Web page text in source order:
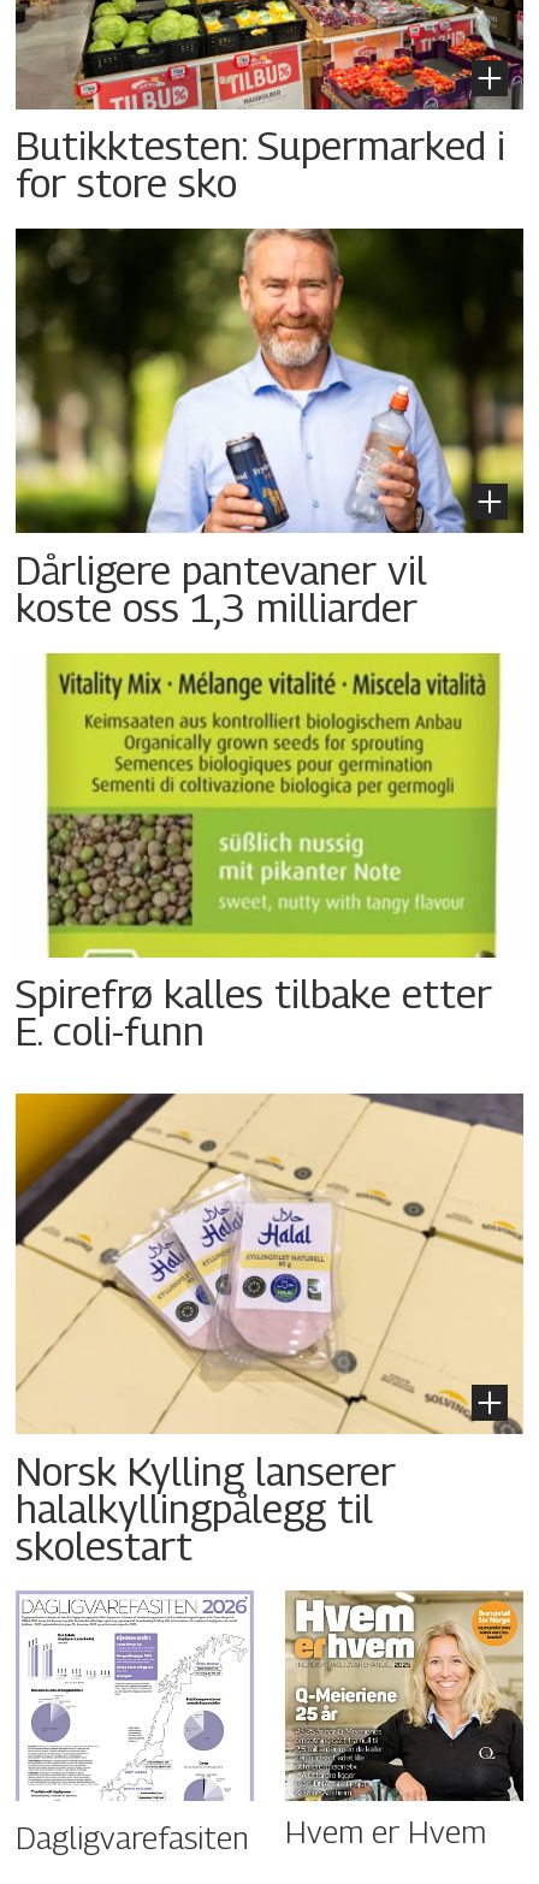
Butikktesten: Supermarked i
for store sko
Dårligere pantevaner vil
koste oss 1,3 milliarder
Spirefrø kalles tilbake etter
E. coli-funn
Norsk Kylling lanserer
halalkyllingpålegg til
skolestart
Dagligvarefasiten Hvem er Hvem